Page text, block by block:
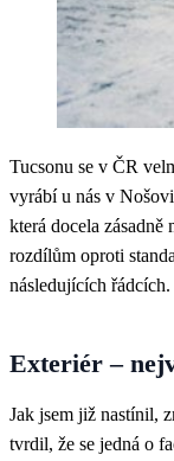
Tucsonu se v ČR
vyrábí u nás v
která docela
rozdílům oproti
následujících řádcích.
Exteriér –
Jak jsem již nastínil,
tvrdil, že se jedná o